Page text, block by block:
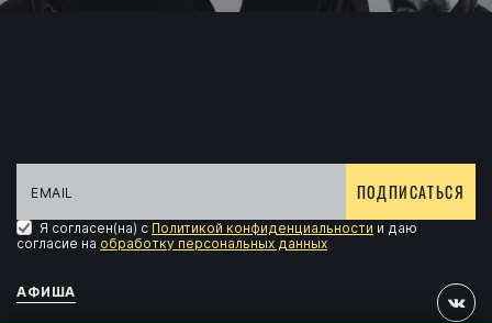
ПОДПИСАТЬСЯ
Я согласен(на) с Политикой конфиденциальности и даю
согласие на обработку персональных данных
АФИША